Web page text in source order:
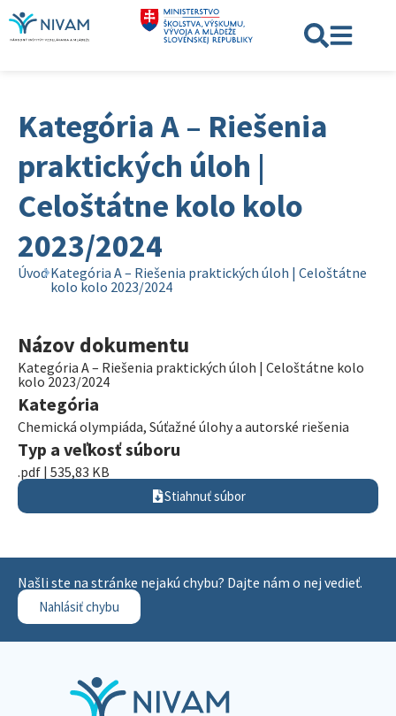
Kategória A – Riešenia
praktických úloh |
Celoštátne kolo kolo
2023/2024
Úvod Kategória A – Riešenia praktických úloh | Celoštátne
kolo kolo 2023/2024
Názov dokumentu
Kategória A – Riešenia praktických úloh | Celoštátne kolo
kolo 2023/2024
Kategória
Chemická olympiáda, Súťažné úlohy a autorské riešenia
Typ a veľkosť súboru
.pdf | 535,83 KB
Stiahnuť súbor
Našli ste na stránke nejakú chybu? Dajte nám o nej vedieť.
Nahlásiť chybu